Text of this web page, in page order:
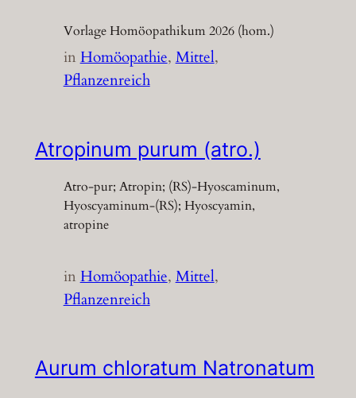
Vorlage Homöopathikum 2026 (hom.)
inHomöopathie, Mittel
Pflanzenreich
Atropinum purum (atro.)
Atro-pur; Atropin; (RS)-Hyoscaminum,
Hyoscyaminum-(RS); Hyoscyamin,
atropine
inHomöopathie, Mittel
Pflanzenreich
Aurum chloratum Natronatum